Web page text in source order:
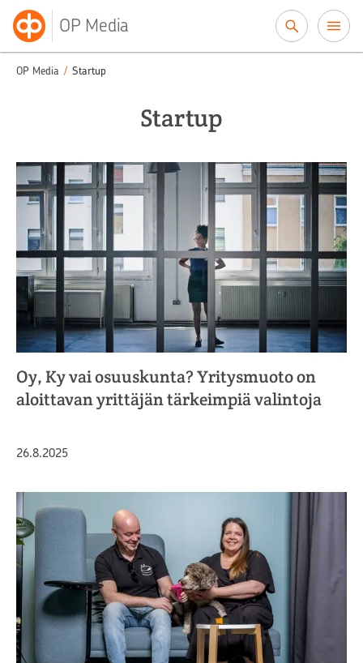
OP Media
OP Media / Startup
Startup
Oy, Ky vai osuuskunta? Yritysmuoto on
aloittavan yrittäjän tärkeimpiä valintoja
Julkaistu
26.8.2025